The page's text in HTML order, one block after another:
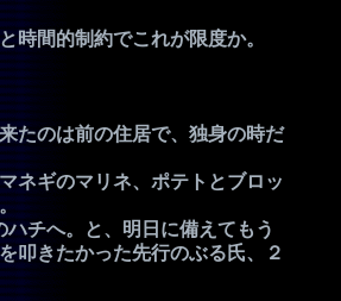
間的制約でこれが限度か。
たのは前の住居で、独身の時だ
ネギのマリネ、ポテトとブロッ
チへ。と、明日に備えてもう
叩きたかった先行のぶる氏、２